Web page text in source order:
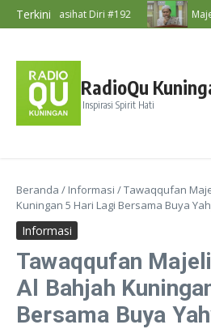
Lewati ke konten
TerkiniNasihat Diri #192
RadioQu
Inspirasi Spirit Hati
Beranda / Informasi /Tawaqqufan
Kuningan 5 Hari Lagi Bersama Buya
Informasi
Tawaqqufan
Al Bahjah
Bersama Buya